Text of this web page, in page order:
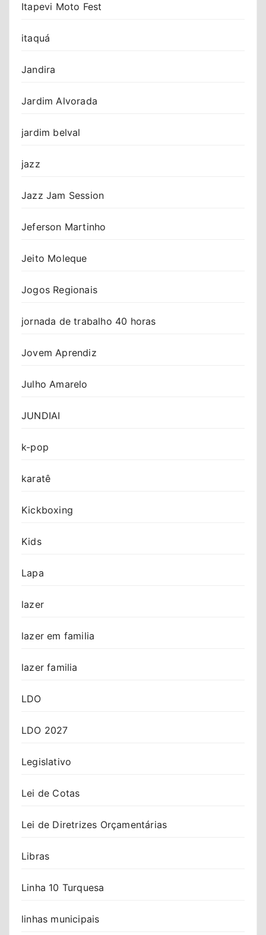
Itapevi Moto Fest
itaquá
Jandira
Jardim Alvorada
jardim belval
jazz
Jazz Jam Session
Jeferson Martinho
Jeito Moleque
Jogos Regionais
jornada de trabalho 40 horas
Jovem Aprendiz
Julho Amarelo
JUNDIAI
k-pop
karatê
Kickboxing
Kids
Lapa
lazer
lazer em familia
lazer familia
LDO
LDO 2027
Legislativo
Lei de Cotas
Lei de Diretrizes Orçamentárias
Libras
Linha 10 Turquesa
linhas municipais